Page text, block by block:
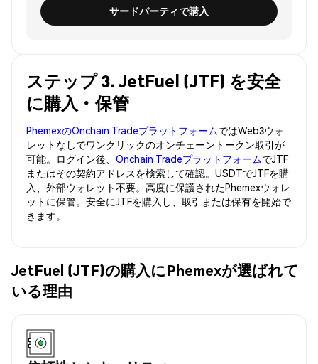
サードパーティで購入
ステップ 3. JetFuel (JTF) を安全
に購入・保管
PhemexのOnchain TradeプラットフォームではWeb3ウォ
レットなしでワンクリックのオンチェーントークン取引が
可能。ログイン後、 Onchain TradeプラットフォームでJTF
またはその契約アドレスを検索して確認。USDTでJTFを購
入、外部ウォレット不要。高度に保護されたPhemexウォレ
ットに保管。安全にJTFを購入し、取引または保有を開始で
きます。
JetFuel (JTF)の購入にPhemexが選ばれて
いる理由